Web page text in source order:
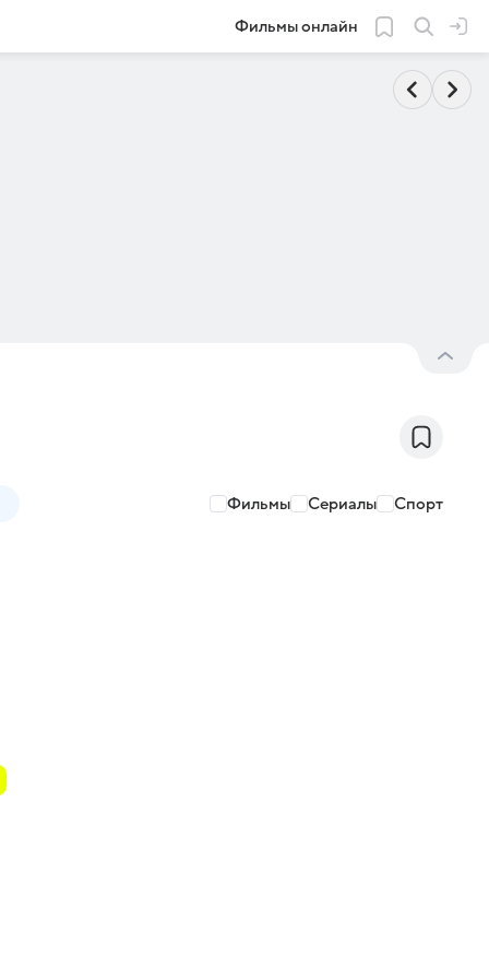
Фильмы онлайн
Фильмы Сериалы Спорт